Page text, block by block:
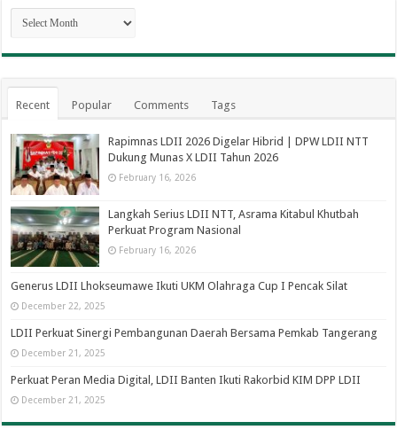
Archives
Recent Popular Comments Tags
Rapimnas LDII 2026 Digelar Hibrid | DPW LDII NTT
Dukung Munas X LDII Tahun 2026
February 16, 2026
Langkah Serius LDII NTT, Asrama Kitabul Khutbah
Perkuat Program Nasional
February 16, 2026
Generus LDII Lhokseumawe Ikuti UKM Olahraga Cup I Pencak Silat
December 22, 2025
LDII Perkuat Sinergi Pembangunan Daerah Bersama Pemkab Tangerang
December 21, 2025
Perkuat Peran Media Digital, LDII Banten Ikuti Rakorbid KIM DPP LDII
December 21, 2025